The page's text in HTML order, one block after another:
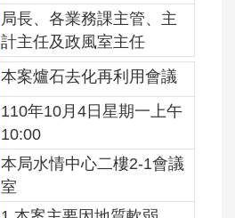
局長、各業務課主管、主
計主任及政風室主任
本案爐石去化再利用會議
110年10月4日星期一上午
10:00
本局水情中心二樓2-1會議
室